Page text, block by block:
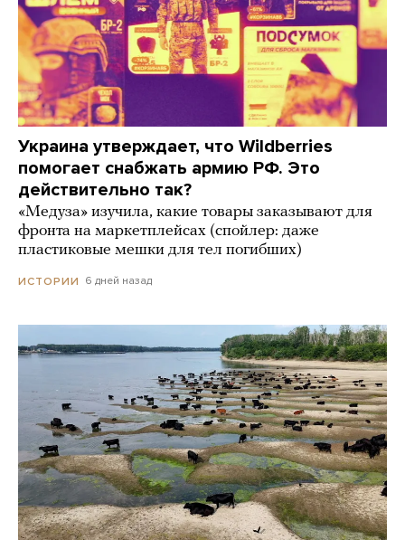
Украина утверждает, что Wildberries
помогает снабжать армию РФ. Это
действительно так?
«Медуза» изучила, какие товары заказывают для
фронта на маркетплейсах (спойлер: даже
пластиковые мешки для тел погибших)
ИСТОРИИ 6 дней назад